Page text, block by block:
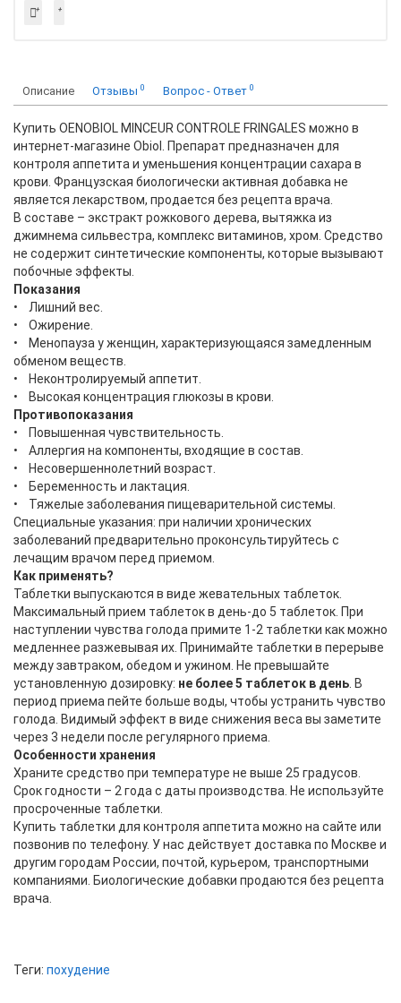
Описание Отзывы 0 Вопрос - Ответ 0
Купить OENOBIOL MINCEUR CONTROLE FRINGALES можно в
интернет-магазине Obiol. Препарат предназначен для
контроля аппетита и уменьшения концентрации сахара в
крови. Французская биологически активная добавка не
является лекарством, продается без рецепта врача.
В составе – экстракт рожкового дерева, вытяжка из
джимнема сильвестра, комплекс витаминов, хром. Средство
не содержит синтетические компоненты, которые вызывают
побочные эффекты.
Показания
• Лишний вес.
• Ожирение.
• Менопауза у женщин, характеризующаяся замедленным
обменом веществ.
• Неконтролируемый аппетит.
• Высокая концентрация глюкозы в крови.
Противопоказания
• Повышенная чувствительность.
• Аллергия на компоненты, входящие в состав.
• Несовершеннолетний возраст.
• Беременность и лактация.
• Тяжелые заболевания пищеварительной системы.
Специальные указания: при наличии хронических
заболеваний предварительно проконсультируйтесь с
лечащим врачом перед приемом.
Как применять?
Таблетки выпускаются в виде жевательных таблеток.
Максимальный прием таблеток в день-до 5 таблеток. При
наступлении чувства голода примите 1-2 таблетки как можно
медленнее разжевывая их. Принимайте таблетки в перерыве
между завтраком, обедом и ужином. Не превышайте
установленную дозировку: не более 5 таблеток в день . В
период приема пейте больше воды, чтобы устранить чувство
голода. Видимый эффект в виде снижения веса вы заметите
через 3 недели после регулярного приема.
Особенности хранения
Храните средство при температуре не выше 25 градусов.
Срок годности – 2 года с даты производства. Не используйте
просроченные таблетки.
Купить таблетки для контроля аппетита можно на сайте или
позвонив по телефону. У нас действует доставка по Москве и
другим городам России, почтой, курьером, транспортными
компаниями. Биологические добавки продаются без рецепта
врача.
Теги: похудение